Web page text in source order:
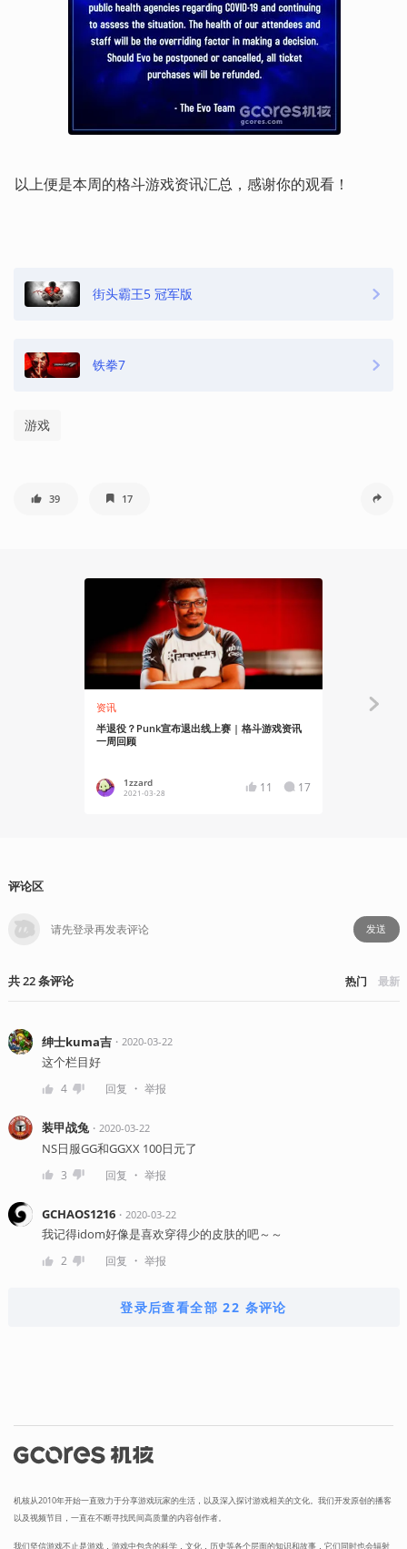
以上便是本周的格斗游戏资讯汇总，感谢你的观看！
街头霸王5 冠军版
铁拳7
游戏
39 17
资讯
半退役？Punk宣布退出线上赛 | 格斗游戏资讯
一周回顾
1zzard
2021-03-28 11 17
评论区
发送
共22条评论 热门 最新
绅士kuma吉・ 2020-03-22
这个栏目好
4 回复 ・ 举报
装甲战兔・ 2020-03-22
NS日服GG和GGXX 100日元了
3 回复 ・ 举报
GCHAOS1216・ 2020-03-22
我记得idom好像是喜欢穿得少的皮肤的吧～～
2 回复 ・ 举报
登录后查看全部 22 条评论
机核从2010年开始一直致力于分享游戏玩家的生活，以及深入探讨游戏相关的文化。我们开发原创的播客
以及视频节目，一直在不断寻找民间高质量的内容创作者。
我们坚信游戏不止是游戏，游戏中包含的科学，文化，历史等各个层面的知识和故事，它们同时也会辐射